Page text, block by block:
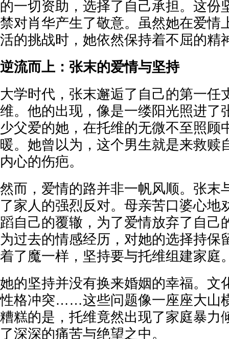
的一切资助，选择了自己承担。这份
禁对肖华产生了敬意。虽然她在爱情
活的挑战时，她依然保持着不屈的精
逆流而上：张末的爱情与坚持
大学时代，张末邂逅了自己的第一
维。他的出现，像是一缕阳光照进了
少父爱的她，在托维的无微不至照顾
暖。她曾以为，这个男生就是来救赎
内心的伤疤。
然而，爱情的路并非一帆风顺。张末
了家人的强烈反对。母亲苦口婆心地
蹈自己的覆辙，为了爱情放弃了自己
为过去的情感经历，对她的选择持保
着了魔一样，坚持要与托维组建家庭
她的坚持并没有换来婚姻的幸福。文
性格冲突……这些问题像一座座大山
糟糕的是，托维竟然出现了家庭暴力
了深深的痛苦与绝望之中。